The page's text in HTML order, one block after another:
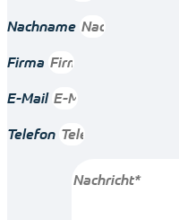
Nachname
Firma
E-Mail
Telefon